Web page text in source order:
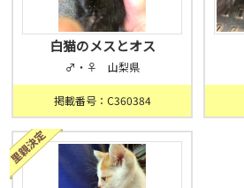
白猫のメスとオス
♂・♀ 山梨県
掲載番号：C360384